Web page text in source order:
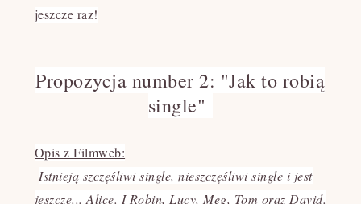
jeszcze raz!
Propozycja number 2: "Jak to robią
single"
Opis z Filmweb:
Istnieją szczęśliwi single, nieszczęśliwi single i jest
jeszcze... Alice. I Robin, Lucy, Meg, Tom oraz David.